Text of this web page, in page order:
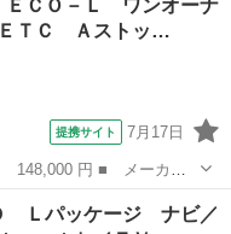
ーキサポート 禁煙
ＥＣＯ－Ｌ ワンオーナ
ＴＣ Ａストッ…
提携サイト 7月17日
グレード名： ＥＣＯ
Ａストップ ■ 排気
Ｌパッケージ ナビ／